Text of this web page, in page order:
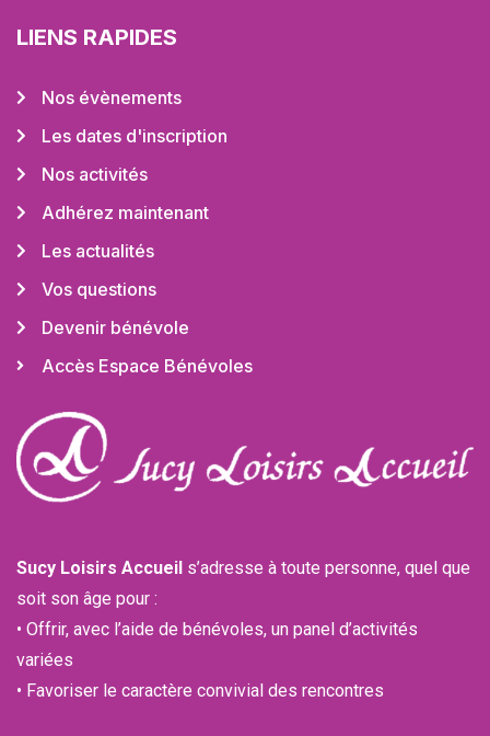
LIENS RAPIDES
Nos évènements
Les dates d'inscription
Nos activités
Adhérez maintenant
Les actualités
Vos questions
Devenir bénévole
Accès Espace Bénévoles
Sucy Loisirs Accueil s’adresse à toute personne, quel que
soit son âge pour :
• Offrir, avec l’aide de bénévoles, un panel d’activités
variées
• Favoriser le caractère convivial des rencontres